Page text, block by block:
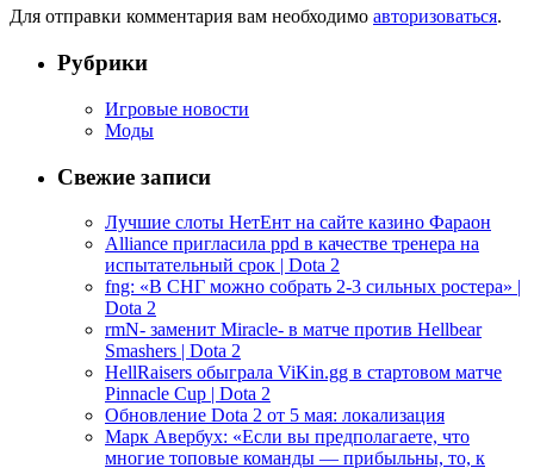
Для отправки комментария вам необходимо авторизоваться.
Рубрики
Игровые новости
Моды
Свежие записи
Лучшие слоты НетЕнт на сайте казино Фараон
Alliance пригласила ppd в качестве тренера на
испытательный срок | Dota 2
fng: «В СНГ можно собрать 2-3 сильных ростера» |
Dota 2
rmN- заменит Miracle- в матче против Hellbear
Smashers | Dota 2
HellRaisers обыграла ViKin.gg в стартовом матче
Pinnacle Cup | Dota 2
Обновление Dota 2 от 5 мая: локализация
Марк Авербух: «Если вы предполагаете, что
многие топовые команды — прибыльны, то, к